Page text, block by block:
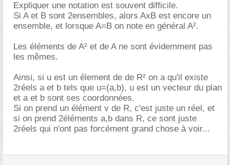
Expliquer une notation est souvent difficile.
Si A et B sont 2ensembles, alors AxB est encore un
ensemble, et lorsque A=B on note en général A².
Les éléments de A² et de A ne sont évidemment pas
les mêmes.
Ainsi, si u est un élement de de R² on a qu'il existe
2réels a et b tels que u=(a,b), u est un vecteur du plan
et a et b sont ses coordonnées.
Si on prend un élément v de R, c'est juste un réel, et
si on prend 2éléments a,b dans R, ce sont juste
2réels qui n'ont pas forcément grand chose à voir...